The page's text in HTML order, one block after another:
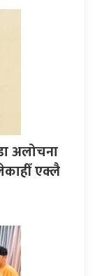
अलोचना
एक्लै